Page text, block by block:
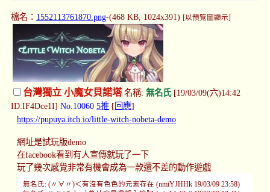
檔名： 1552113761870.png-(468 KB, 1024x391) [以預覽圖顯示]
台灣獨立 小魔女貝諾塔名稱: 無名氏[19/03/09(六)14:42
ID:IF4Dce1I] No.10060 5推 [ 回應]
https://pupuya.itch.io/little-witch-nobeta-demo
網址是試玩版demo
在facebook看到有人宣傳就玩了一下
玩了幾次感覺非常有機會成為一款還不差的動作遊戲
無名氏: (〃∀〃)＜有沒有色色的元素存在 (nmiYJHHk 19/03/09 23:58)